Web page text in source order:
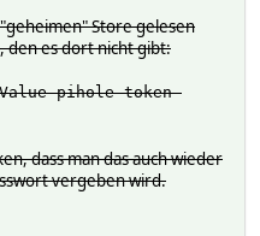
Store gelesen
den es dort nicht gibt:
pihole-token-
dass man das auch wieder
vergeben wird.